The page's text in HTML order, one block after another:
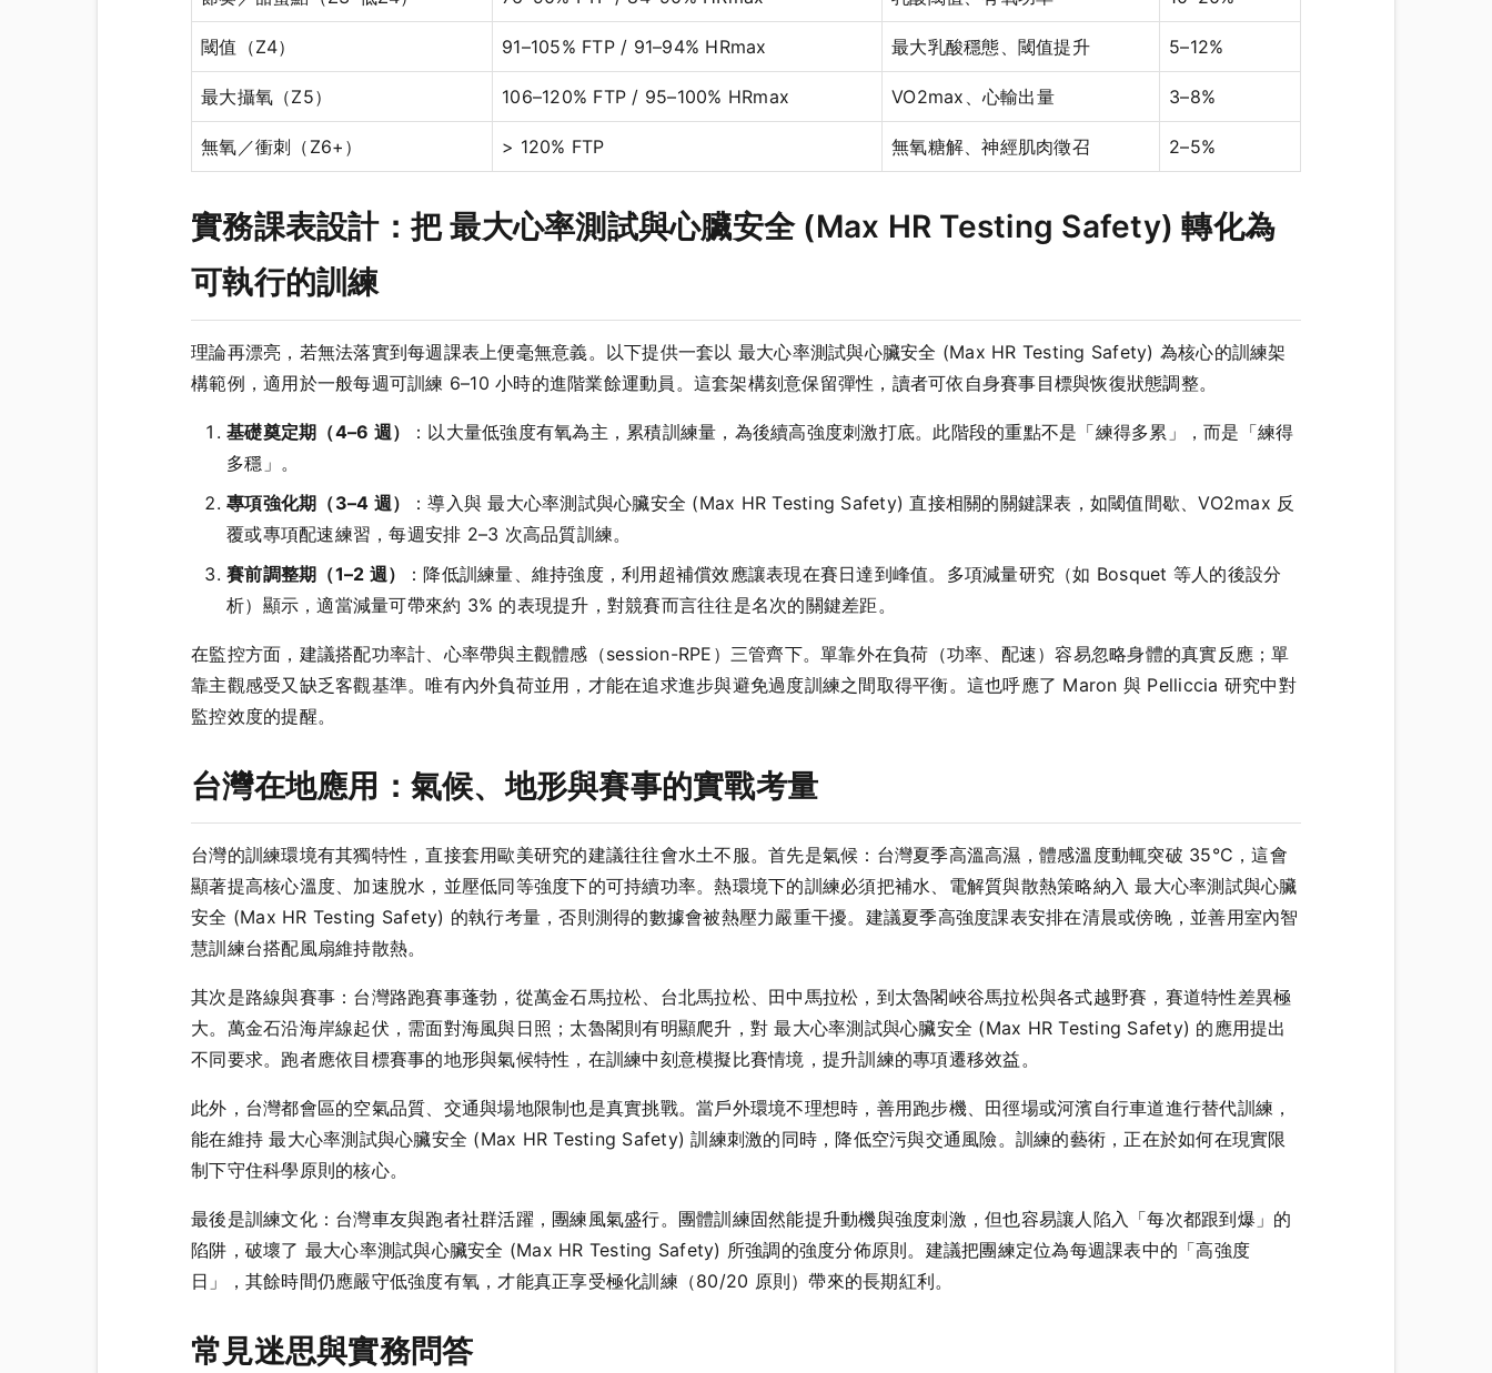
閾值（Z4） 91–105% FTP / 91–94% HRmax 最大乳酸穩態、閾值提升 5–12%
最大攝氧（Z5） 106–120% FTP / 95–100% HRmax VO2max、心輸出量 3–8%
無氧／衝刺（Z6+） > 120% FTP 無氧糖解、神經肌肉徵召 2–5%
實務課表設計：把 最大心率測試與心臟安全 (Max HR Testing Safety) 轉化為
可執行的訓練
理論再漂亮，若無法落實到每週課表上便毫無意義。以下提供一套以 最大心率測試與心臟安全 (Max HR Testing Safety) 為核心的訓練架
構範例，適用於一般每週可訓練 6–10 小時的進階業餘運動員。這套架構刻意保留彈性，讀者可依自身賽事目標與恢復狀態調整。
基礎奠定期（4–6 週）
：以大量低強度有氧為主，累積訓練量，為後續高強度刺激打底。此階段的重點不是「練得多累」，而是「練得
多穩」。
專項強化期（3–4 週）
：導入與 最大心率測試與心臟安全 (Max HR Testing Safety) 直接相關的關鍵課表，如閾值間歇、VO2max 反
覆或專項配速練習，每週安排 2–3 次高品質訓練。
賽前調整期（1–2 週）
：降低訓練量、維持強度，利用超補償效應讓表現在賽日達到峰值。多項減量研究（如 Bosquet 等人的後設分
析）顯示，適當減量可帶來約 3% 的表現提升，對競賽而言往往是名次的關鍵差距。
在監控方面，建議搭配功率計、心率帶與主觀體感（session-RPE）三管齊下。單靠外在負荷（功率、配速）容易忽略身體的真實反應；單
靠主觀感受又缺乏客觀基準。唯有內外負荷並用，才能在追求進步與避免過度訓練之間取得平衡。這也呼應了 Maron 與 Pelliccia 研究中對
監控效度的提醒。
台灣在地應用：氣候、地形與賽事的實戰考量
台灣的訓練環境有其獨特性，直接套用歐美研究的建議往往會水土不服。首先是氣候：台灣夏季高溫高濕，體感溫度動輒突破 35°C，這會
顯著提高核心溫度、加速脫水，並壓低同等強度下的可持續功率。熱環境下的訓練必須把補水、電解質與散熱策略納入 最大心率測試與心臟
安全 (Max HR Testing Safety) 的執行考量，否則測得的數據會被熱壓力嚴重干擾。建議夏季高強度課表安排在清晨或傍晚，並善用室內智
慧訓練台搭配風扇維持散熱。
其次是路線與賽事：台灣路跑賽事蓬勃，從萬金石馬拉松、台北馬拉松、田中馬拉松，到太魯閣峽谷馬拉松與各式越野賽，賽道特性差異極
大。萬金石沿海岸線起伏，需面對海風與日照；太魯閣則有明顯爬升，對 最大心率測試與心臟安全 (Max HR Testing Safety) 的應用提出
不同要求。跑者應依目標賽事的地形與氣候特性，在訓練中刻意模擬比賽情境，提升訓練的專項遷移效益。
此外，台灣都會區的空氣品質、交通與場地限制也是真實挑戰。當戶外環境不理想時，善用跑步機、田徑場或河濱自行車道進行替代訓練，
能在維持 最大心率測試與心臟安全 (Max HR Testing Safety) 訓練刺激的同時，降低空污與交通風險。訓練的藝術，正在於如何在現實限
制下守住科學原則的核心。
最後是訓練文化：台灣車友與跑者社群活躍，團練風氣盛行。團體訓練固然能提升動機與強度刺激，但也容易讓人陷入「每次都跟到爆」的
陷阱，破壞了 最大心率測試與心臟安全 (Max HR Testing Safety) 所強調的強度分佈原則。建議把團練定位為每週課表中的「高強度
日」，其餘時間仍應嚴守低強度有氧，才能真正享受極化訓練（80/20 原則）帶來的長期紅利。
常見迷思與實務問答